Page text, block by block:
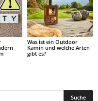
Was ist ein Outdoor
Kamin und welche Arten
gibt es?